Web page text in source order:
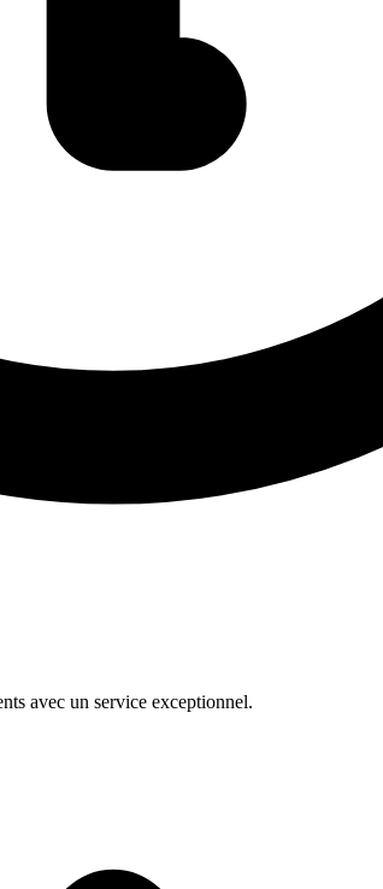
avec un service exceptionnel.